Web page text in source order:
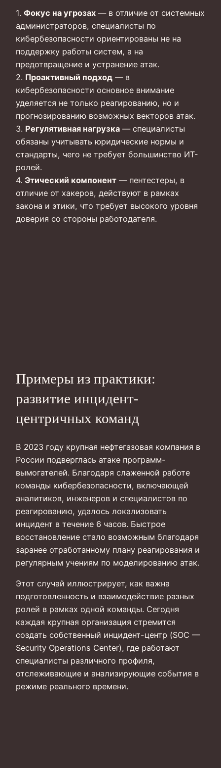
1. Фокус на угрозах — в отличие от системных
администраторов, специалисты по
кибербезопасности ориентированы не на
поддержку работы систем, а на
предотвращение и устранение атак.
2. Проактивный подход — в
кибербезопасности основное внимание
уделяется не только реагированию, но и
прогнозированию возможных векторов атак.
3. Регулятивная нагрузка — специалисты
обязаны учитывать юридические нормы и
стандарты, чего не требует большинство ИТ-
ролей.
4. Этический компонент — пентестеры, в
отличие от хакеров, действуют в рамках
закона и этики, что требует высокого уровня
доверия со стороны работодателя.
Примеры из практики:
развитие инцидент-
центричных команд
В 2023 году крупная нефтегазовая компания в
России подверглась атаке программ-
вымогателей. Благодаря слаженной работе
команды кибербезопасности, включающей
аналитиков, инженеров и специалистов по
реагированию, удалось локализовать
инцидент в течение 6 часов. Быстрое
восстановление стало возможным благодаря
заранее отработанному плану реагирования и
регулярным учениям по моделированию атак.
Этот случай иллюстрирует, как важна
подготовленность и взаимодействие разных
ролей в рамках одной команды. Сегодня
каждая крупная организация стремится
создать собственный инцидент-центр (SOC —
Security Operations Center), где работают
специалисты различного профиля,
отслеживающие и анализирующие события в
режиме реального времени.